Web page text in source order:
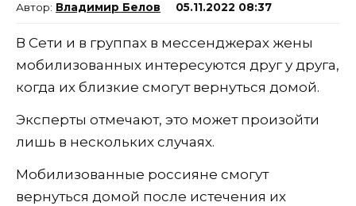
Владимир Белов 05.11.2022 08:37
В Сети и в группах в мессенджерах жены
мобилизованных интересуются друг у друга,
когда их близкие смогут вернуться домой.
Эксперты отмечают, это может произойти
лишь в нескольких случаях.
Мобилизованные россияне смогут
вернуться домой после истечения их